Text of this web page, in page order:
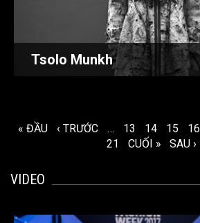
Tsolo Munkh
« ĐẦU ‹ TRƯỚC … 13 14 15 16
21
CUỐI » SAU ›
VIDEO